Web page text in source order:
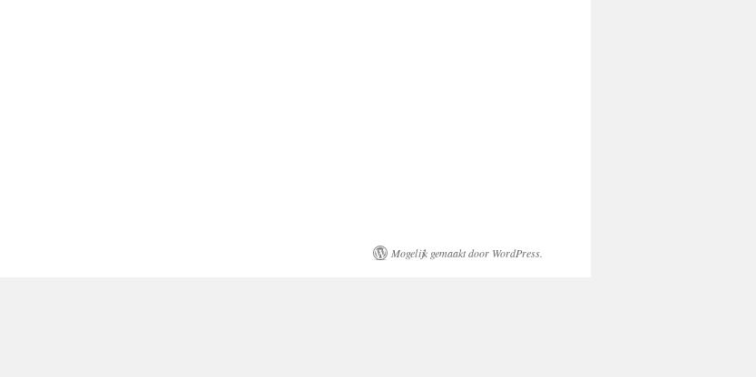
Mogelijk gemaakt door WordPress.